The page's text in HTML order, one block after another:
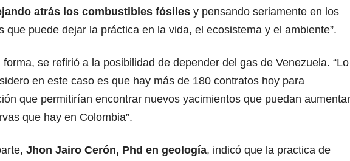
atrás los combustibles fósiles y pensando seriamente en los
que puede dejar la práctica en la vida, el ecosistema y el ambiente”.
forma, se refirió a la posibilidad de depender del gas de Venezuela. “Lo
en este caso es que hay más de 180 contratos hoy para
que permitirían encontrar nuevos yacimientos que puedan aumentar
que hay en Colombia”.
Jhon Jairo Cerón, Phd en geología, indicó que la practica de